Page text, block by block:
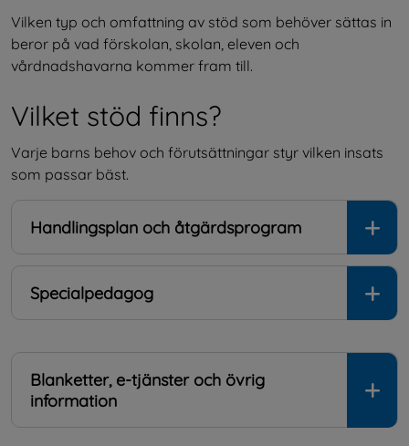
Vilken typ och omfattning av stöd som behöver sättas in
beror på vad förskolan, skolan, eleven och
vårdnadshavarna kommer fram till.
Vilket stöd finns?
Varje barns behov och förutsättningar styr vilken insats
som passar bäst.
Handlingsplan och åtgärdsprogram
Specialpedagog
Blanketter, e-tjänster och övrig
information